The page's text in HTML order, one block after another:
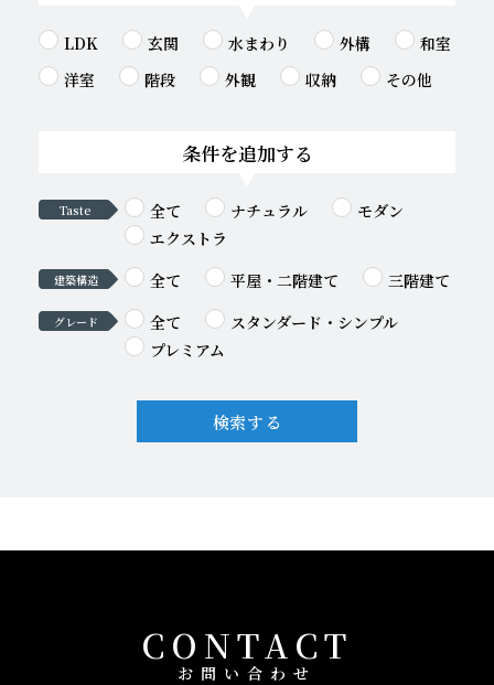
LDK 玄関 水まわり 外構
和室
洋室
階段 外観 収納 その他
条件を追加する
Taste 全て ナチュラル
モダン
エクストラ
建築構造 全て 平屋・二階建て 三階建て
グレード 全て
スタンダード・シンプル
プレミアム
検索する
CONTACT
お問い合わせ